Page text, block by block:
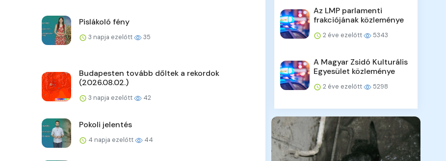
Pislákoló fény
3 napja ezelőtt 35
Budapesten tovább dőltek a rekordok
(2026.08.02.)
3 napja ezelőtt 42
Pokoli jelentés
4 napja ezelőtt 44
Az LMP parlamenti
frakciójának közleménye
2 éve ezelőtt 5343
A Magyar Zsidó Kulturális
Egyesület közleménye
2 éve ezelőtt 5298